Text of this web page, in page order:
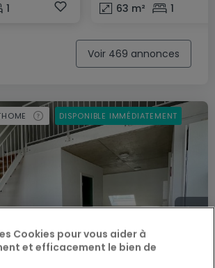
1
63 m² 1
Voir 469 annonces
DISPONIBLE IMMÉDIATEMENT
Cookies pour vous aider à
et efficacement le bien de